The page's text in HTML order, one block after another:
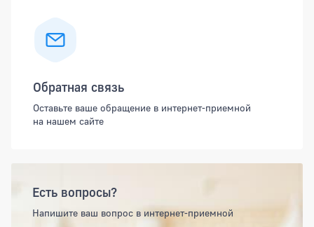
Обратная связь
Оставьте ваше обращение в интернет-приемной
на нашем сайте
Есть вопросы?
Напишите ваш вопрос в интернет-приемной